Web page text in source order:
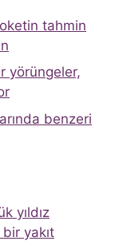
tahmin
yörüngeler,
benzeri
yıldız
yakıt